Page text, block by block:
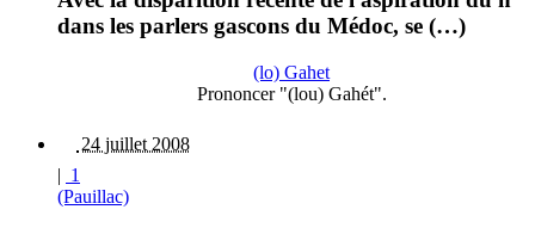
dans les parlers gascons du Médoc, se (…)
(lo) Gahet
Prononcer "(lou) Gahét".
24 juillet 2008
| 1
(Pauillac)